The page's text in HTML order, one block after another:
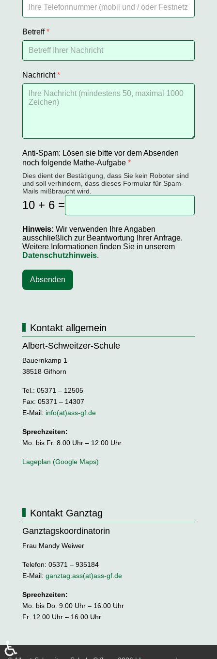
Betreff*
Nachricht*
Anti-Spam: Lösen sie bitte vor dem Absenden
noch folgende Mathe-Aufgabe*
Dies dient der Bestätigung, dass Sie kein Roboter sind
und soll verhindern, dass dieses Formular für Spam-
Mails mißbraucht wird.
10 + 6 =
Hinweis: Wir verwenden Ihre Angaben
ausschließlich zur Beantwortung Ihrer Anfrage.
Weitere Informationen finden Sie in unserem
Datenschutzhinweis.
Absenden
Kontakt allgemein
Albert-Schweitzer-Schule
Bauernkamp 1
38518 Gifhorn
Tel.: 05371 – 12505
Fax: 05371 – 14307
E-Mail: info(at)ass-gf.de
Sprechzeiten:
Mo. bis Fr. 8.00 Uhr – 12.00 Uhr
Lageplan (Google Maps)
Kontakt Ganztag
Ganztagskoordinatorin
Frau Mandy Weiwer
Telefon: 05371 – 935184
E-Mail:ganztag.ass(at)ass-gf.de
Sprechzeiten:
Mo. bis Do. 9.00 Uhr – 16.00 Uhr
Fr. 12.00 Uhr – 16.00 Uhr